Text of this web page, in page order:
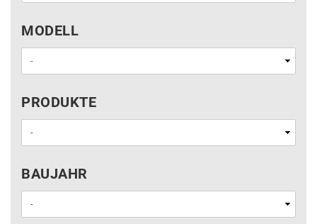
MODELL
MODELL
PRODUKTE
PRODUKTE
BAUJAHR
BAUJAHR